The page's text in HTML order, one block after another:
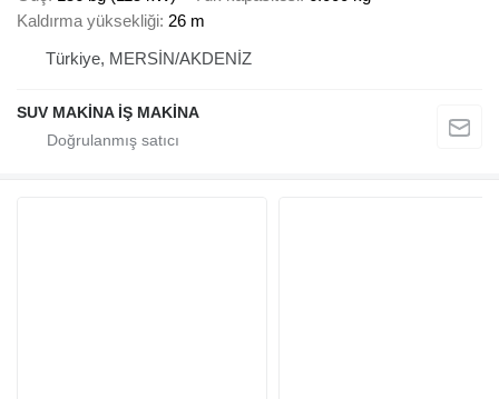
Kaldırma yüksekliği 26 m
Türkiye, MERSİN/AKDENİZ
SUV MAKİNA İŞ MAKİNA